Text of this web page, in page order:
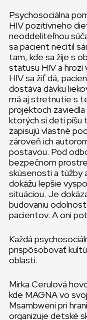
Psychosociálna
HIV pozitívneho
neoddeliteľnou
sa pacient necítil
tam, kde sa žije s
statusu HIV a hrozí
HIV sa žiť dá,
dostáva dávku
má aj stretnutie s
projektoch
ktorých si deti píšu
zapisujú vlastné
zároveň ich
postavou. Pod
bezpečnom
skúsenosti a túžby
dokážu lepšie
situáciou. Je
budovaniu
pacientov. A oni
Každá
prispôsobovať
oblasti.
Mirka Cerulová
kde MAGNA vo
Msambweni pri
organizuje detské